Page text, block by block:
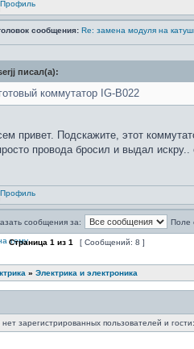
сообщения: Re: замена модуля на
писал(а):
готовый коммутатор IG-B022
привет. Подскажите, этот
провода бросил и выдал
сообщения за: Поле
Страница 1 из 1 [ Сообщений: 8 ]
» Электрика и электроника
зарегистрированных пользователей и